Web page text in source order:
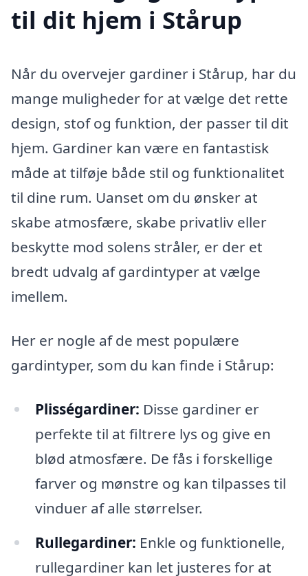
til dit hjem i Stårup
Når du overvejer gardiner i Stårup, har du
mange muligheder for at vælge det rette
design, stof og funktion, der passer til dit
hjem. Gardiner kan være en fantastisk
måde at tilføje både stil og funktionalitet
til dine rum. Uanset om du ønsker at
skabe atmosfære, skabe privatliv eller
beskytte mod solens stråler, er der et
bredt udvalg af gardintyper at vælge
imellem.
Her er nogle af de mest populære
gardintyper, som du kan finde i Stårup:
Plisségardiner: Disse gardiner er
perfekte til at filtrere lys og give en
blød atmosfære. De fås i forskellige
farver og mønstre og kan tilpasses til
vinduer af alle størrelser.
Rullegardiner: Enkle og funktionelle,
rullegardiner kan let justeres for at